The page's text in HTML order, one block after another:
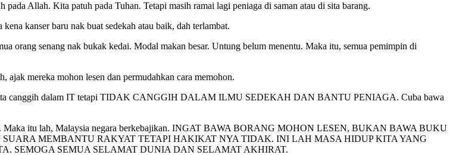
Allah. Kita patuh pada Tuhan. Tetapi masih ramai lagi peniaga di saman atau di sita barang.
kanser baru nak buat sedekah atau baik, dah terlambat.
orang senang nak bukak kedai. Modal makan besar. Untung belum menentu. Maka itu, semua pemimpin di
mereka mohon lesen dan permudahkan cara memohon.
canggih dalam IT tetapi TIDAK CANGGIH DALAM ILMU SEDEKAH DAN BANTU PENIAGA. Cuba bawa
Maka itu lah, Malaysia negara berkebajikan. INGAT BAWA BORANG MOHON LESEN, BUKAN BAWA BUKU
MEMBANTU RAKYAT TETAPI HAKIKAT NYA TIDAK. INI LAH MASA HIDUP KITA YANG
SEMOGA SEMUA SELAMAT DUNIA DAN SELAMAT AKHIRAT.